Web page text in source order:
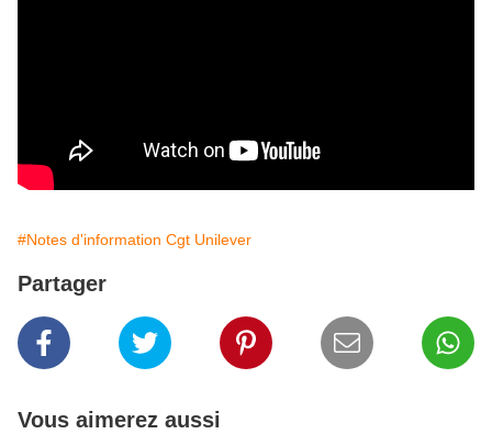
#Notes d'information Cgt Unilever
Partager
Vous aimerez aussi